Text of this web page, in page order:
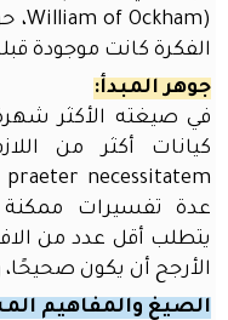
للمدرسين
الطلاب
قسم
التعلم
الذاتي
الدورات
خدمات
الموقع
حقيبة
الفكرة كانت موجودة
جوهر المبدأ:
في صيغته الأكثر
عدة تفسيرات ممكنة
يتطلب أقل عدد من
الأرجح أن يكون
الصيغ والمفاهيم